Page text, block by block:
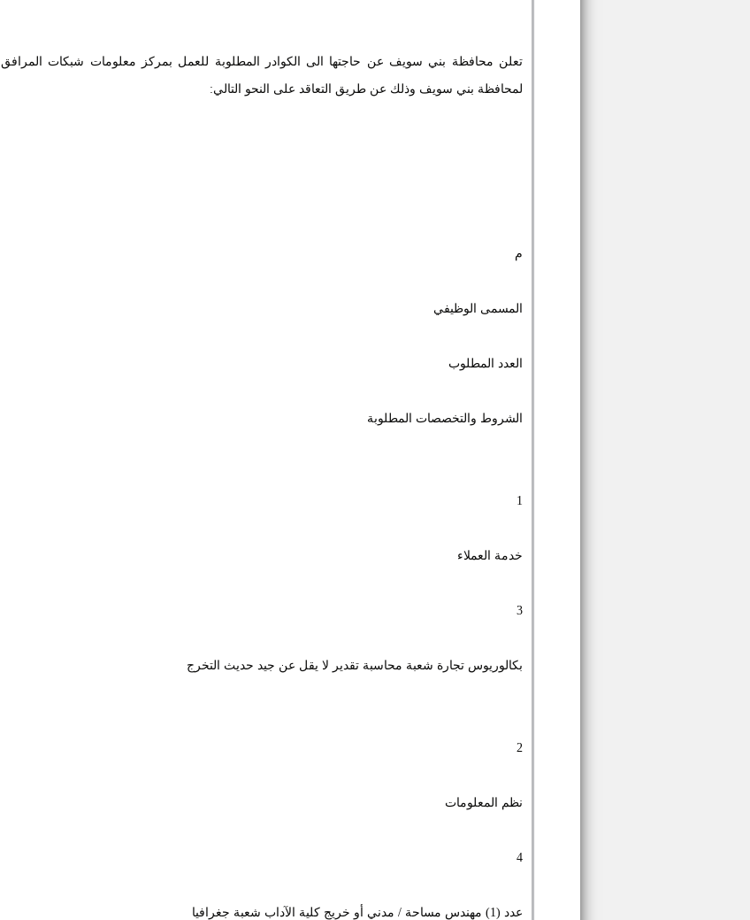
تعلن محافظة بني سويف عن حاجتها الى الكوادر المطلوبة للعمل بمركز معلومات شبكات المرافق
لمحافظة بني سويف وذلك عن طريق التعاقد على النحو التالي:
م
المسمى الوظيفي
العدد المطلوب
الشروط والتخصصات المطلوبة
1
خدمة العملاء
3
بكالوريوس تجارة شعبة محاسبة تقدير لا يقل عن جيد حديث التخرج
2
نظم المعلومات
4
عدد (1) مهندس مساحة / مدني أو خريج كلية الآداب شعبة جغرافيا